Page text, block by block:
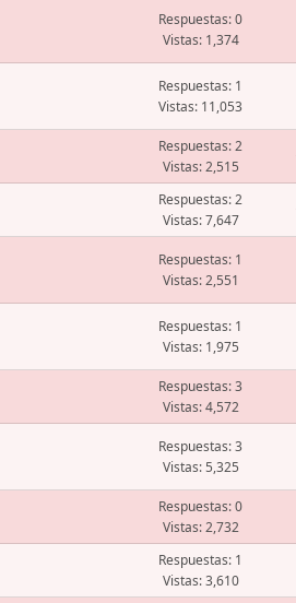
Respuestas: 0
Vistas: 1,374
Respuestas: 1
Vistas: 11,053
Respuestas: 2
Vistas: 2,515
Respuestas: 2
Vistas: 7,647
Respuestas: 1
Vistas: 2,551
Respuestas: 1
Vistas: 1,975
Respuestas: 3
Vistas: 4,572
Respuestas: 3
Vistas: 5,325
Respuestas: 0
Vistas: 2,732
Respuestas: 1
Vistas: 3,610